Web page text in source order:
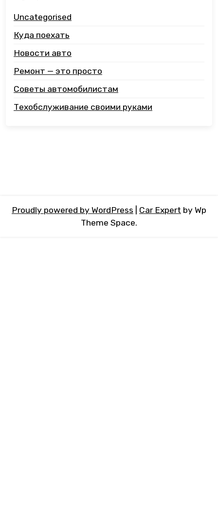
Uncategorised
Куда поехать
Новости авто
Ремонт — это просто
Советы автомобилистам
Техобслуживание своими руками
Proudly powered by WordPress Car Expert by Wp
Theme Space.